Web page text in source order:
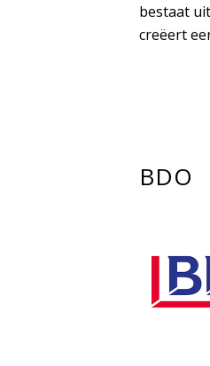
bestaat
creëert
BDO